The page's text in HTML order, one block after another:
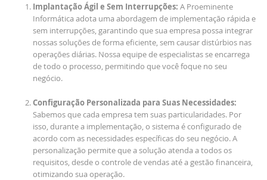
Implantação Ágil e Sem Interrupções: A Proeminente
Informática adota uma abordagem de implementação rápida e
sem interrupções, garantindo que sua empresa possa integrar
nossas soluções de forma eficiente, sem causar distúrbios nas
operações diárias. Nossa equipe de especialistas se encarrega
de todo o processo, permitindo que você foque no seu
negócio.
Configuração Personalizada para Suas Necessidades:
Sabemos que cada empresa tem suas particularidades. Por
isso, durante a implementação, o sistema é configurado de
acordo com as necessidades específicas do seu negócio. A
personalização permite que a solução atenda a todos os
requisitos, desde o controle de vendas até a gestão financeira,
otimizando sua operação.